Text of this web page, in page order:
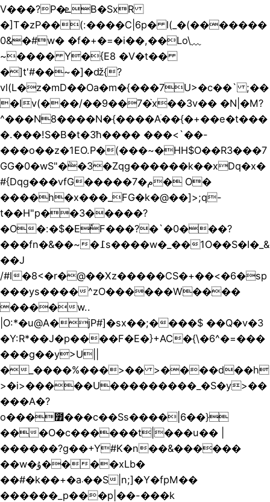
V���?P�ܧB�SxR
�]T�zP��(:���ܻ�C|6p� l(_�(�������
0&�#w� �f�+�=�i��,��Lo\﹏
~���� Y�{E8 �V�t��
�]t'#��~�]�ǆ{?
vl(L�z�mD��Oa�m�{���7U>�c��` ;��
�Iv(���/��9��7�֙x��3v�� �N|�M?
^���N8����N�{����Aׂ��{�+��e�t���
�.���!S�B�t�3ħ���� ���<`��-
���o��z�1EΟ.P�(���~�HH$O��R3���7
GG�0�wS"�ٞ�3�Zqg������k��xDq�x�
#{Dqg���vfG�����7�م� O�
����h�x���_FG�k�@��]>;q-
t��H"p��3�����?
�O�:�$�EٗF���?�`�0���?
���fn�&��~�߁s����w�_��1O��S�I�_&
��J
/#l�8<�r�@��Xz�����CS�+��<�6�sp
���ys����^zO������W����
����w..
|O:*�u@A�jP#]�sx��;����$ ��Q�v�3
�Y:R*��J�p����F�E�}+AC�{\�6^�=���
���g��y>U||
�_����%���>�� >����d��h
>�i>�����U���������_�S�y>��
���A�?
o���೿���c��Ss����|6��}
���O�c������t|���u�� |
������?g��+Y#K�n��&������
��w�ۇ����xLb�
��#�k��+�a܁��S|n;]�Y�fpM��
������_p���p|��-���k